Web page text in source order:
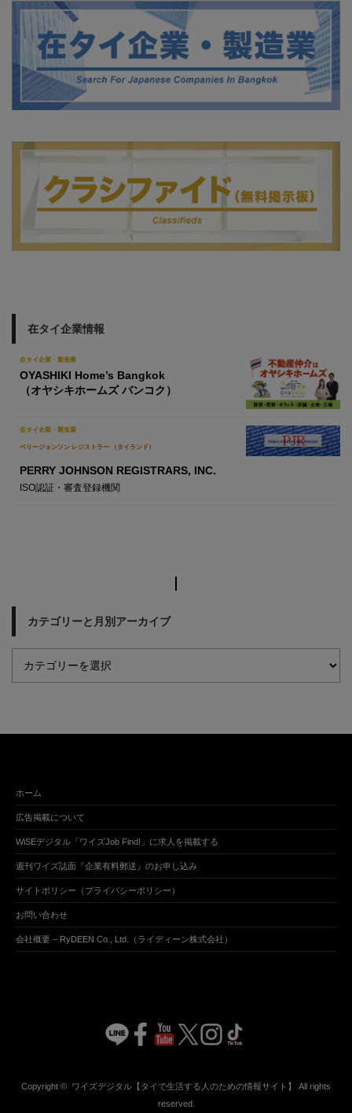
在タイ企業情報
在タイ企業・製造業
OYASHIKI Home’s Bangkok
（オヤシキホームズ バンコク）
在タイ企業・製造業
ペリージョンソン レジストラー （タイランド）
PERRY JOHNSON REGISTRARS, INC.
ISO認証・審査登録機関
カテゴリーと月別アーカイブ
ホーム
広告掲載について
WiSEデジタル「ワイズJob Find!」に求人を掲載する
週刊ワイズ誌面『企業有料郵送』のお申し込み
サイトポリシー（プライバシーポリシー）
お問い合わせ
会社概要 – RyDEEN Co., Ltd.（ライディーン株式会社）
Copyright © ワイズデジタル【タイで生活する人のための情報サイト】
All rights
reserved.